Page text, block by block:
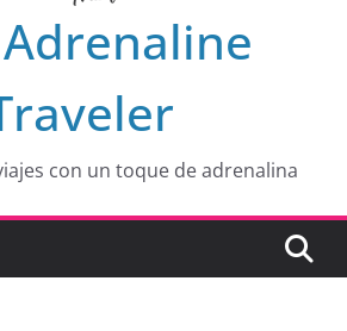
PERSPECTIVA de RÍO EL
con un toque de adrenalina